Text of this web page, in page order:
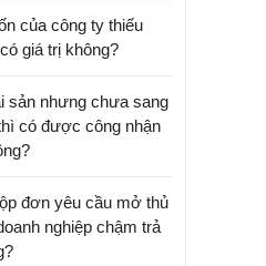
của công ty thiếu
giá trị không?
sản nhưng chưa sang
có được công nhận
đơn yêu cầu mở thủ
nghiệp chậm trả